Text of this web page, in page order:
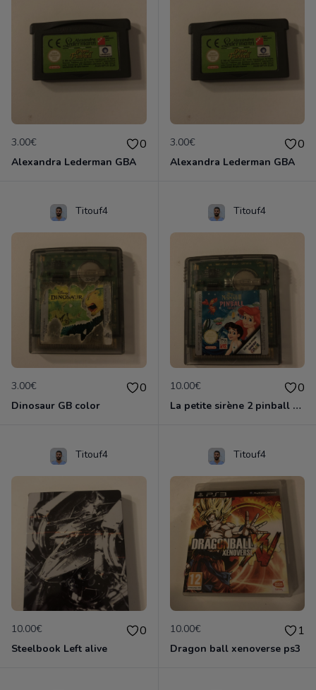
3.00€ 0
Alexandra Lederman GBA
3.00€ 0
Alexandra Lederman GBA
Titouf4
3.00€ 0
Dinosaur GB color
Titouf4
10.00€ 0
La petite sirène 2 pinball GB color
Titouf4
10.00€ 0
Steelbook Left alive
Titouf4
10.00€ 1
Dragon ball xenoverse ps3